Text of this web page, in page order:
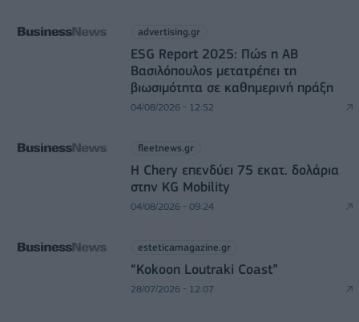
advertising.gr
ESG Report 2025: Πώς η ΑΒ
Βασιλόπουλος μετατρέπει τη
βιωσιμότητα σε καθημερινή πράξη
04/08/2026 - 12:52
fleetnews.gr
Η Chery επενδύει 75 εκατ. δολάρια
στην KG Mobility
04/08/2026 - 09:24
esteticamagazine.gr
“Kokoon Loutraki Coast”
28/07/2026 - 12:07